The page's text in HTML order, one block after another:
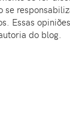
se
Essas
do blog.